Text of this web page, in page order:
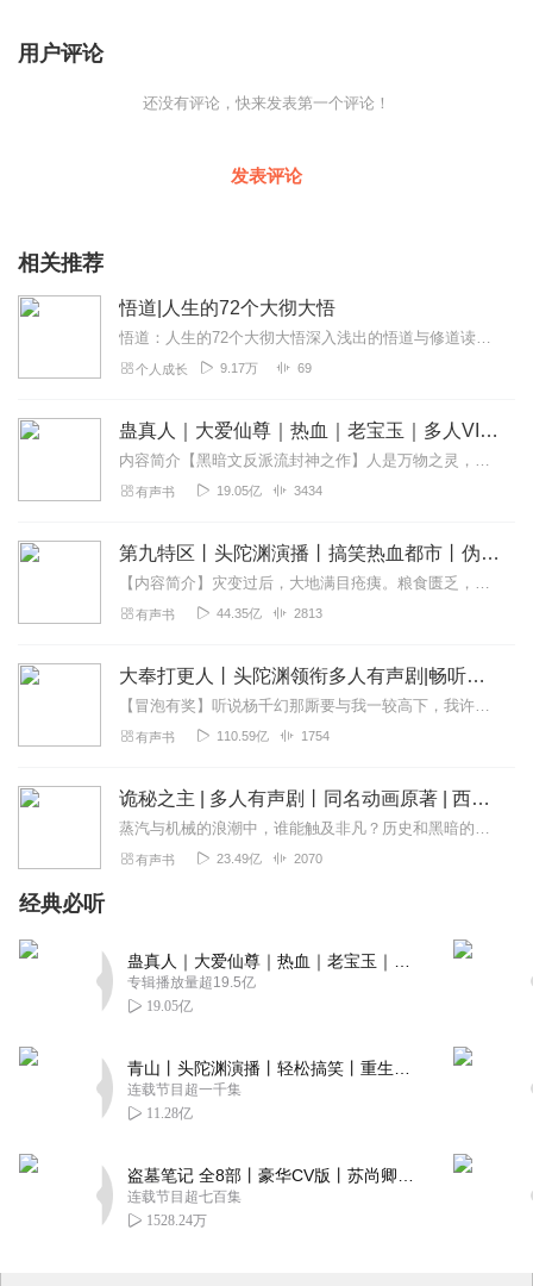
人群。
用户评论
还没有评论，快来发表第一个评论！
发表评论
相关推荐
悟道|人生的72个大彻大悟
悟道：人生的72个大彻大悟深入浅出的悟道与修道读本提升自身修养人生哲学书籍想要慰籍贫乏的心灵，每个人都需要“悟道”。人生的72个大彻大悟，人需要的不是物质的富...
个人成长 9.17万 69
蛊真人｜大爱仙尊｜热血｜老宝玉｜多人VIP免费有声剧
内容简介【黑暗文反派流封神之作】人是万物之灵，蛊是天地真精。一个穿越者不断重生的故事。一个养蛊、炼蛊、用蛊的奇特世界。配音组（男角色）老宝玉旁白...
有声书 19.05亿 3434
第九特区丨头陀渊演播丨搞笑热血都市丨伪戒丨VIP免费多人有声剧
【内容简介】灾变过后，大地满目疮痍。粮食匮乏，资源紧俏，局势混乱……一位从待规划区杀出来的青年，背对着漫天黄沙，孤身来到九区谋生，却不曾想偶然结识三五好友，一念...
有声书 44.35亿 2813
大奉打更人丨头陀渊领衔多人有声剧|畅听全集|王鹤棣、田曦薇主演影视剧原著|卖报小郎君
【冒泡有奖】听说杨千幻那厮要与我一较高下，我许七安要开始装叉了！快进入声音播放页戳下方输入框，冒个泡偷偷告诉我，我要用哪些诗词才能胜过他？说得好的，有赏！202...
有声书 110.59亿 1754
诡秘之主 | 多人有声剧丨同名动画原著 | 西幻克苏鲁 | 乌贼作品
蒸汽与机械的浪潮中，谁能触及非凡？历史和黑暗的迷雾里，又是谁在耳语？我从诡秘中醒来，睁眼看见这个世界：枪械，大炮，巨舰，飞空艇，差分机；魔药，占卜，诅咒，倒吊人...
有声书 23.49亿 2070
经典必听
专辑播放量超19.5亿
19.05亿
连载节目超一千集
11.28亿
连载节目超七百集
1528.24万